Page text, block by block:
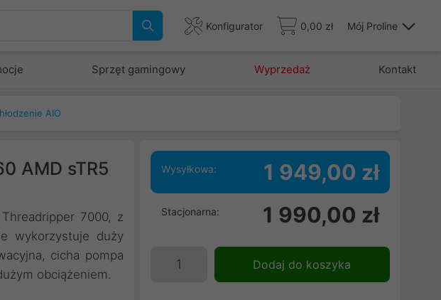
Konfigurator 0,00 zł Mój Proline
Sprzęt gamingowy Wyprzedaż Kontakt
AIO
AMD sTR5
7000, z
wykorzystuje duży
cicha pompa
obciążeniem.
Wysyłkowa: 1 949,00 zł
Stacjonarna: 1 990,00 zł
Dodaj do koszyka